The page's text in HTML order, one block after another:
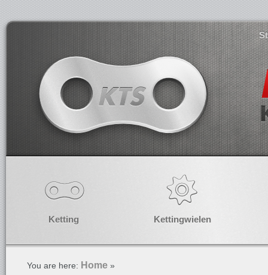
Ketting Kettingwielen
You are here: Home »